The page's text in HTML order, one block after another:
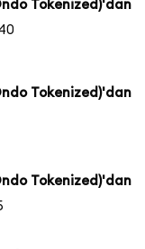
Tokenized)'dan
Tokenized)'dan
Tokenized)'dan